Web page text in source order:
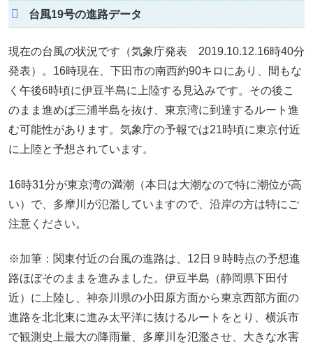
台風19号の進路データ
現在の台風の状況です（気象庁発表 2019.10.12.16時40分
発表）。16時現在、下田市の南西約90キロにあり、間もな
く午後6時頃に伊豆半島に上陸する見込みです。その後こ
のまま進めば三浦半島を抜け、東京湾に到達するルート進
む可能性があります。気象庁の予報では21時頃に東京付近
に上陸と予想されています。
16時31分が東京湾の満潮（本日は大潮なので特に潮位が高
い）で、多摩川が氾濫していますので、沿岸の方は特にご
注意ください。
※加筆：関東付近の台風の進路は、12日９時時点の予想進
路ほぼそのままを進みました。伊豆半島（静岡県下田付
近）に上陸し、神奈川県の小田原方面から東京西部方面の
進路を北北東に進み太平洋に抜けるルートをとり、横浜市
で観測史上最大の降雨量、多摩川を氾濫させ、大きな水害